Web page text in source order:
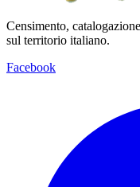
Censimento,
sul territorio italiano.
Facebook